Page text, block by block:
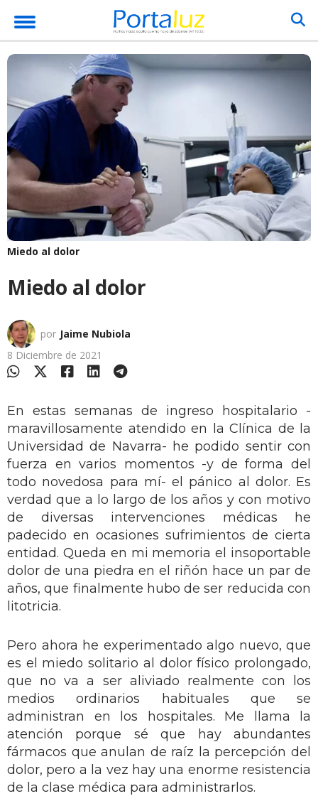
Miedo al dolor
Miedo al dolor
por Jaime Nubiola
8 Diciembre de 2021
En estas semanas de ingreso hospitalario -
maravillosamente atendido en la Clínica de la
Universidad de Navarra- he podido sentir con
fuerza en varios momentos -y de forma del
todo novedosa para mí- el pánico al dolor. Es
verdad que a lo largo de los años y con motivo
de diversas intervenciones médicas he
padecido en ocasiones sufrimientos de cierta
entidad. Queda en mi memoria el insoportable
dolor de una piedra en el riñón hace un par de
años, que finalmente hubo de ser reducida con
litotricia.
Pero ahora he experimentado algo nuevo, que
es el miedo solitario al dolor físico prolongado,
que no va a ser aliviado realmente con los
medios ordinarios habituales que se
administran en los hospitales. Me llama la
atención porque sé que hay abundantes
fármacos que anulan de raíz la percepción del
dolor, pero a la vez hay una enorme resistencia
de la clase médica para administrarlos.